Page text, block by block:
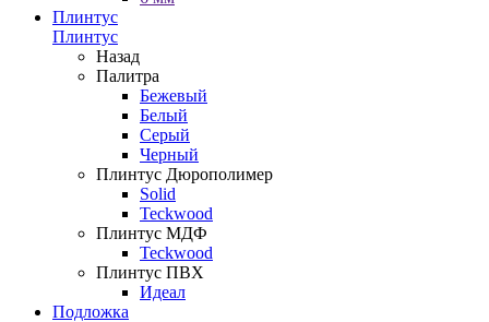
Плинтус
Плинтус
Назад
Палитра
Бежевый
Белый
Серый
Черный
Плинтус Дюрополимер
Solid
Teckwood
Плинтус МДФ
Teckwood
Плинтус ПВХ
Идеал
Подложка